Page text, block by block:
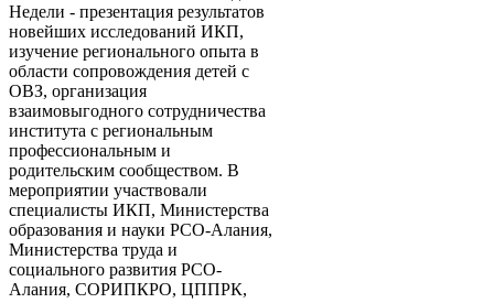
Недели - презентация результатов
новейших исследований ИКП,
изучение регионального опыта в
области сопровождения детей с
ОВЗ, организация
взаимовыгодного сотрудничества
института с региональным
профессиональным и
родительским сообществом. В
мероприятии участвовали
специалисты ИКП, Министерства
образования и науки РСО-Алания,
Министерства труда и
социального развития РСО-
Алания, СОРИПКРО, ЦППРК,